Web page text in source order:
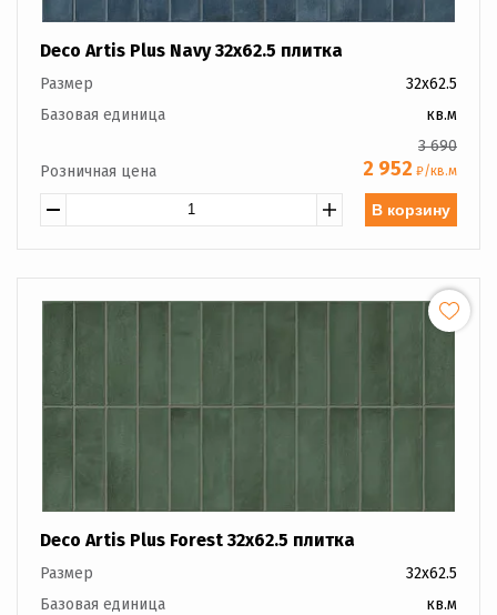
Deco Artis Plus Navy 32x62.5 плитка
Размер
32x62.5
Базовая единица
кв.м
Розничная цена
3 690
2 952 ₽/кв.м
В корзину
Deco Artis Plus Forest 32x62.5 плитка
Размер
32x62.5
Базовая единица
кв.м